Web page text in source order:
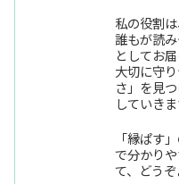
私の役割
誰もが読
としてお
大切に守
さ」を見
していきま
「縁ぱす
で分かり
て、どうぞ